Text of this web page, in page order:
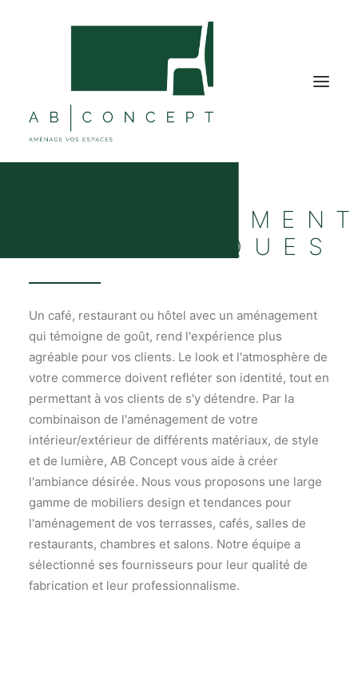
ÉTABLISSEMENTS TOURISTIQUES
SOLUTIONS ACOUSTIQUES
DÉCORATIONS
NOS RÉALISATIONS
L’ÉQUIPE
Une question ? Un projet ?CONTACTEZ-NOUS
CONDITIONS GÉNÉRALES DE VENTE
TOURISTIQUES
Un café, restaurant ou hôtel avec un aménagement
qui témoigne de goût, rend l'expérience plus
agréable pour vos clients. Le look et l'atmosphère de
votre commerce doivent refléter son identité, tout en
permettant à vos clients de s'y détendre. Par la
combinaison de l'aménagement de votre
intérieur/extérieur de différents matériaux, de style
et de lumière, AB Concept vous aide à créer
l'ambiance désirée. Nous vous proposons une large
gamme de mobiliers design et tendances pour
l'aménagement de vos terrasses, cafés, salles de
restaurants, chambres et salons. Notre équipe a
sélectionné ses fournisseurs pour leur qualité de
fabrication et leur professionnalisme.